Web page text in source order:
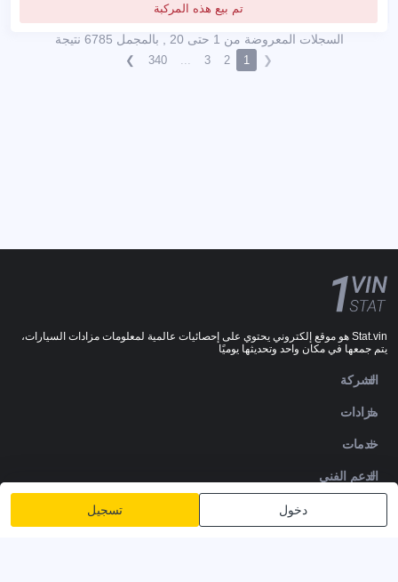
تم بيع هذه المركبة
السجلات المعروضة من 1 حتى 20 , بالمجمل 6785 نتيجة
❮
1
2
3
340
❯
دخول تسجيل
Stat.vin هو موقع إلكتروني يحتوي على إحصائيات عالمية لمعلومات مزادات السيارات،
يتم جمعها في مكان واحد وتحديثها يوميًا
الشركة
مزادات
خدمات
الدعم الفني
DOWNLOADS